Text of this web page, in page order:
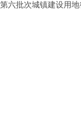
六批次城镇建设用